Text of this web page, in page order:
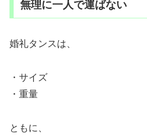
無理に一人で運ばない
婚礼タンスは、
・サイズ
・重量
ともに、